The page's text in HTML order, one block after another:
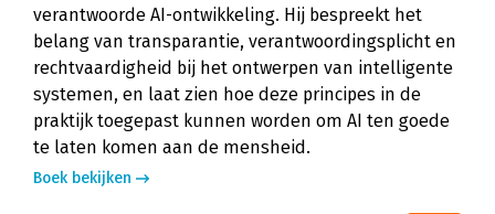
verantwoorde AI-ontwikkeling. Hij bespreekt het
belang van transparantie, verantwoordingsplicht en
rechtvaardigheid bij het ontwerpen van intelligente
systemen, en laat zien hoe deze principes in de
praktijk toegepast kunnen worden om AI ten goede
te laten komen aan de mensheid.
Boek bekijken